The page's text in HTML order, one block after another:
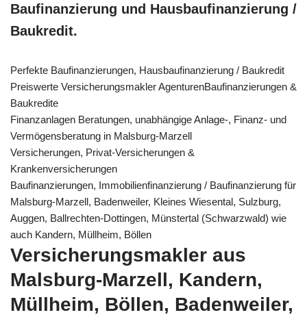
Baufinanzierung und Hausbaufinanzierung /
Baukredit.
Perfekte Baufinanzierungen, Hausbaufinanzierung / Baukredit
Preiswerte Versicherungsmakler AgenturenBaufinanzierungen &
Baukredite
Finanzanlagen Beratungen, unabhängige Anlage-, Finanz- und
Vermögensberatung in Malsburg-Marzell
Versicherungen, Privat-Versicherungen &
Krankenversicherungen
Baufinanzierungen, Immobilienfinanzierung / Baufinanzierung für
Malsburg-Marzell, Badenweiler, Kleines Wiesental, Sulzburg,
Auggen, Ballrechten-Dottingen, Münstertal (Schwarzwald) wie
auch Kandern, Müllheim, Böllen
Versicherungsmakler aus
Malsburg-Marzell, Kandern,
Müllheim, Böllen, Badenweiler,